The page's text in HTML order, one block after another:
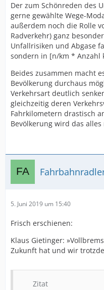
Der zum Schönreden des
gerne gewählte Wege-
außerdem noch die Rolle
Radverkehr) ganz
Unfallrisiken und Abgase
sondern in [n/km * Anzahl
Beides zusammen macht
Bevölkerung durchaus
Verkehrsart deutlich
gleichzeitig deren
Fahrkilometern drastisch
Bevölkerung wird das
5. Juni 2019 um 15:40
Frisch erschienen:
Klaus Gietinger:
Zukunft hat und wir
Zitat